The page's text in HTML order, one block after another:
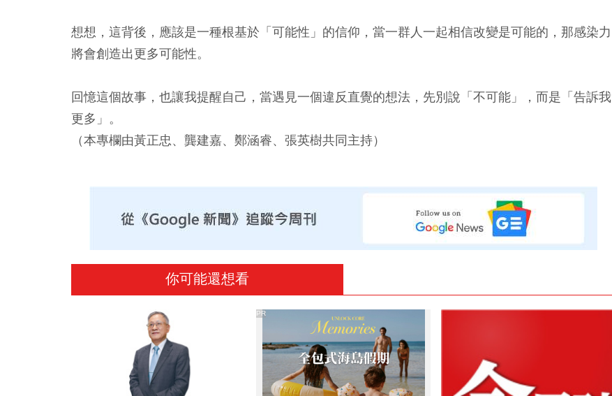
想想，這背後，應該是一種根基於「可能性」的信仰，當一群人一起相信改變是可能的，那感染力
將會創造出更多可能性。
回憶這個故事，也讓我提醒自己，當遇見一個違反直覺的想法，先別說「不可能」，而是「告訴我
更多」。
（本專欄由黃正忠、龔建嘉、鄭涵睿、張英樹共同主持）
你可能還想看
PR